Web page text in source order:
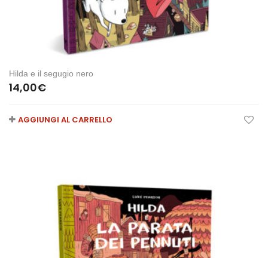
Hilda e il segugio nero
14,00€
AGGIUNGI AL CARRELLO